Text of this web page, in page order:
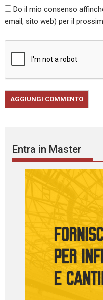
Do il mio consenso
email, sito web) per il
Entra in Master